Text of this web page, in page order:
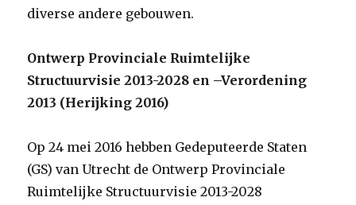
diverse andere gebouwen.
Ontwerp Provinciale Ruimtelijke
Structuurvisie 2013-2028 en –Verordening
2013 (Herijking 2016)
Op 24 mei 2016 hebben Gedeputeerde Staten
(GS) van Utrecht de Ontwerp Provinciale
Ruimtelijke Structuurvisie 2013-2028